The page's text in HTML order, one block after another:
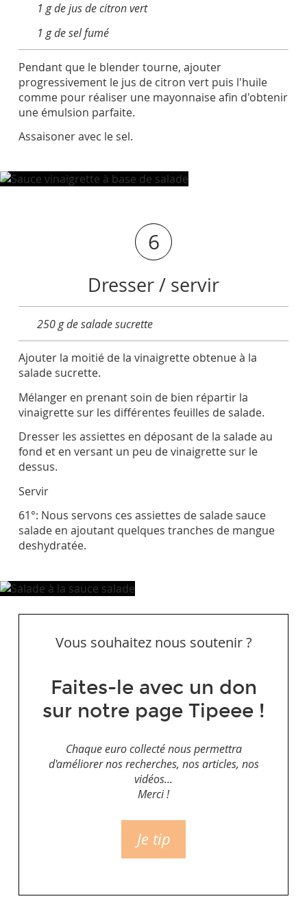
1 g de jus de citron vert
1 g de sel fumé
Pendant que le blender tourne, ajouter
progressivement le jus de citron vert puis l'huile
comme pour réaliser une mayonnaise afin d'obtenir
une émulsion parfaite.
Assaisoner avec le sel.
6
Dresser / servir
250 g de salade sucrette
Ajouter la moitié de la vinaigrette obtenue à la
salade sucrette.
Mélanger en prenant soin de bien répartir la
vinaigrette sur les différentes feuilles de salade.
Dresser les assiettes en déposant de la salade au
fond et en versant un peu de vinaigrette sur le
dessus.
Servir
61°: Nous servons ces assiettes de salade sauce
salade en ajoutant quelques tranches de mangue
deshydratée.
Vous souhaitez nous soutenir ?
Faites-le avec un don
sur notre page Tipeee !
Chaque euro collecté nous permettra
d'améliorer nos recherches, nos articles, nos
vidéos...
Merci !
Je tip